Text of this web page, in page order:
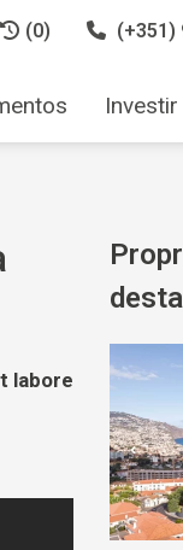
(0) (+351)
labore